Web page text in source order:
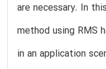
are necessary. In
method using RMS
in an application